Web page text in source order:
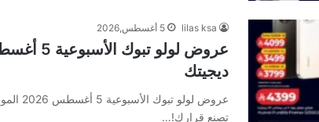
lilas ksa 5 أغسطس,2026
ديجيتك
تصنع قرارك!…